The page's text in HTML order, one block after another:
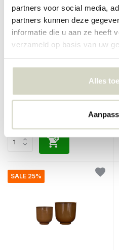
partners voor social media,
partners kunnen deze
informatie die u aan ze heeft
verzameld op basis van uw
Alles
Esther vaas fungi
€80,00 €72,00
Incl. btw
SALE 25%